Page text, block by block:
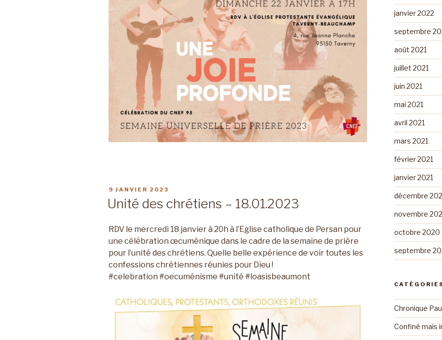
PUBLIÉ
9 JANVIER 2023
Unité des chrétiens – 18.01.2023
RDV le mercredi 18 janvier à 20h à l’Eglise catholique de Persan pour
une célébration œcuménique dans le cadre de la semaine de prière
pour l’unité des chrétiens. Quelle belle expérience de voir toutes les
confessions chrétiennes réunies pour Dieu !
#celebration #oecuménisme #unité #loasisbeaumont
janvier 2022
septembre
août 2021
juillet 2021
juin 2021
mai 2021
avril 2021
mars 2021
février 2021
janvier 2021
décembre
novembre
octobre 2020
septembre
Chronique
Confiné mais